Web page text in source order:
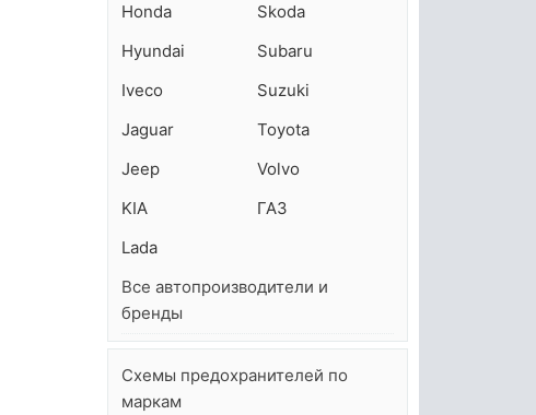
Honda
Skoda
Hyundai
Subaru
Iveco
Suzuki
Jaguar
Toyota
Jeep
Volvo
KIA
ГАЗ
Lada
Все автопроизводители и
бренды
Схемы предохранителей по
маркам